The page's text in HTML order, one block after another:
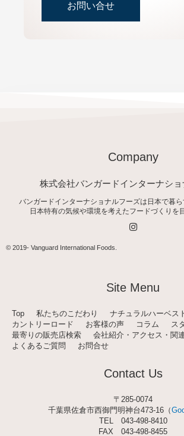
お問い合せ
Company
株式会社バンガードインターナシ
バンガードインターナショナルフーズは日本で暮ら
日本特有の気候や環境を考えたフードづくりを
I
n
a
m
© 2019- Vanguard International Foods
Site Menu
Top 私たちのこだわり
ナチュラルハーベス
カントリーロード
お客様の声 コラム
ス
最寄りの販売店検索
会社紹介・アクセス・関
よくあるご質問
お問合せ
Contact Us
〒285-0074
千葉県佐倉市西御門明神台473-16（
TEL 043-498-8410
FAX 043-498-8455